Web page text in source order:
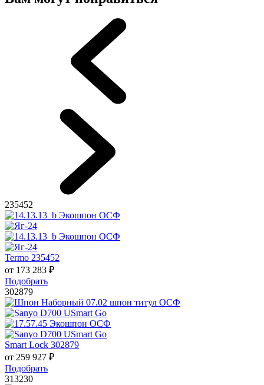
235452
Termo 235452
от 173 283 ₽
Подобрать
302879
Smart Lock 302879
от 259 927 ₽
Подобрать
313230